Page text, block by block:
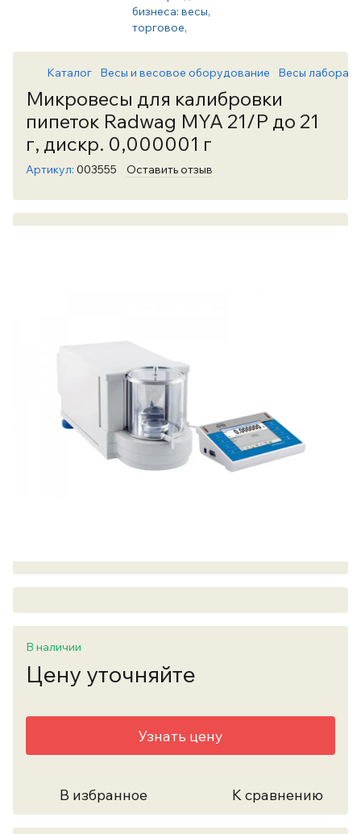
Каталог Весы и весовое оборудование Весы
Микровесы для калибровки
пипеток Radwag MYA 21/Р до 21
г, дискр. 0,000001 г
Артикул: 003555 Оставить отзыв
В наличии
Цену уточняйте
Узнать цену
В избранное К сравнению